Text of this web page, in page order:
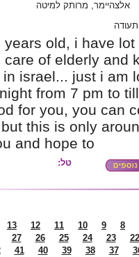
אלצהיימר, מרותק למיטה
תעודה
old, i have lot
of elderly and
israel... just i am
from 7 pm to till
for you, you can
this is only
and hope to
טל:
8
9
10
11
12
13
22
23
24
25
26
27
37
38
39
40
41